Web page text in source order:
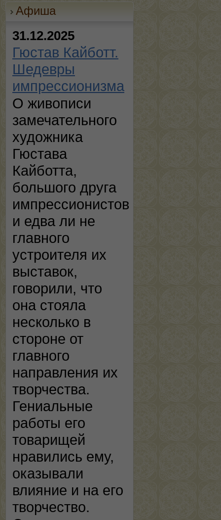
Афиша
31.12.2025
Гюстав Кайботт.
Шедевры
импрессионизма
О живописи
замечательного
художника
Гюстава
Кайботта,
большого друга
импрессионистов
и едва ли не
главного
устроителя их
выставок,
говорили, что
она стояла
несколько в
стороне от
главного
направления их
творчества.
Гениальные
работы его
товарищей
нравились ему,
оказывали
влияние и на его
творчество.